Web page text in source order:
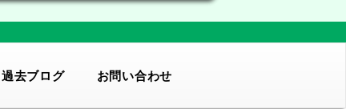
過去ブログ お問い合わせ